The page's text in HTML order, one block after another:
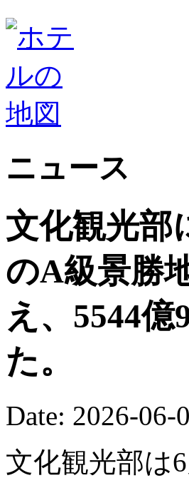
ニュース
文化観光部
のA級景勝
え、5544
た。
Date: 2026-06-
文化観光部は